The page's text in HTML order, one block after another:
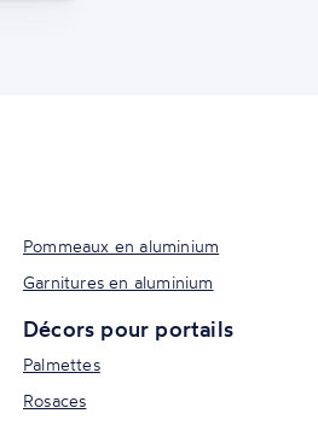
Pommeaux en aluminium
Garnitures en aluminium
Décors pour portails
Palmettes
Rosaces